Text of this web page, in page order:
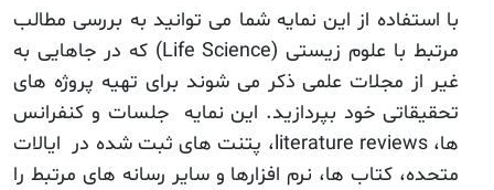
با استفاده از این نمایه شما می توانید به بررسی مطالب
مرتبط با علوم زیستی (Life Science) که در جاهایی به
غیر از مجلات علمی ذکر می شوند برای تهیه پروژه های
تحقیقاتی خود بپردازید. این نمایه جلسات و کنفرانس
ها، literature reviews، پتنت های ثبت شده در ایالات
متحده، کتاب ها، نرم افزارها و سایر رسانه های مرتبط را